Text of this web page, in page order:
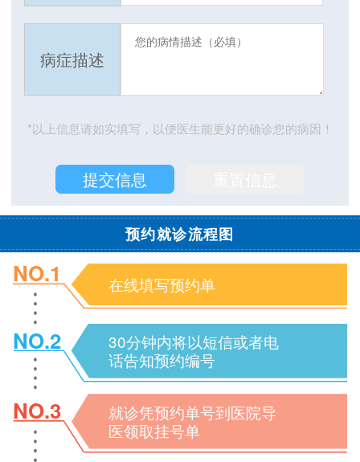
病症描述
*以上信息请如实填写，以便医生能更好的确诊您的病因！
预约就诊流程图
NO.1 在线填写预约单
NO.2
30分钟内将以短信或者电
话告知预约编号
NO.3
就诊凭预约单号到医院导
医领取挂号单